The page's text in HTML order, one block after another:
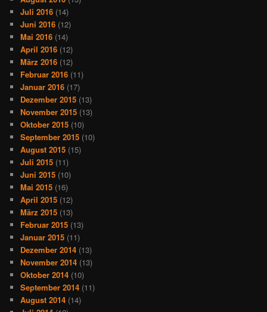
Juli 2016 (14)
Juni 2016 (12)
Mai 2016 (14)
April 2016 (12)
März 2016 (12)
Februar 2016 (11)
Januar 2016 (17)
Dezember 2015 (13)
November 2015 (13)
Oktober 2015 (10)
September 2015 (10)
August 2015 (15)
Juli 2015 (11)
Juni 2015 (10)
Mai 2015 (16)
April 2015 (12)
März 2015 (13)
Februar 2015 (13)
Januar 2015 (11)
Dezember 2014 (13)
November 2014 (13)
Oktober 2014 (10)
September 2014 (11)
August 2014 (14)